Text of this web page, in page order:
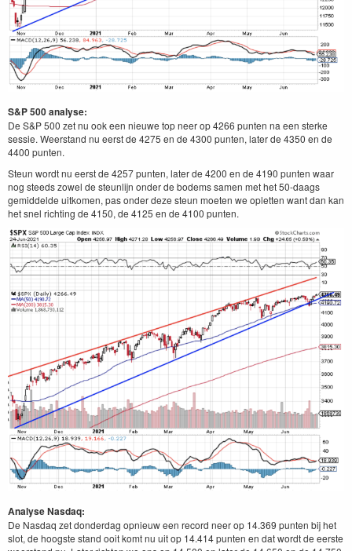
S&P 500 analyse:
De S&P 500 zet nu ook een nieuwe top neer op 4266 punten na een sterke
sessie. Weerstand nu eerst de 4275 en de 4300 punten, later de 4350 en de
4400 punten.
Steun wordt nu eerst de 4257 punten, later de 4200 en de 4190 punten waar
nog steeds zowel de steunlijn onder de bodems samen met het 50-daags
gemiddelde uitkomen, pas onder deze steun moeten we opletten want dan kan
het snel richting de 4150, de 4125 en de 4100 punten.
Analyse Nasdaq:
De Nasdaq zet donderdag opnieuw een record neer op 14.369 punten bij het
slot, de hoogste stand ooit komt nu uit op 14.414 punten en dat wordt de eerste